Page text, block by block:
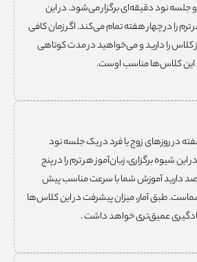
نود دقیقه‌ای برگزار می‌شود. در این
ترم را در چهار هفته تمام می‌کند. اگر زمان کافی
کلاس را دارید و می‌خواهید در مدت کوتاهی
این کلاس‌ها مناسب اوست.
در روزهای زوج یا فرد در یک جلسه نود
شیوه برگزاری، زبان‌آموز هر ترم را در پنج
دارید آموزش شما با سرعت مناسب پیش
طبق آمار، میزان پیشرفت در این کلاس‌ها
عمیق‌تری خواهد داشت .